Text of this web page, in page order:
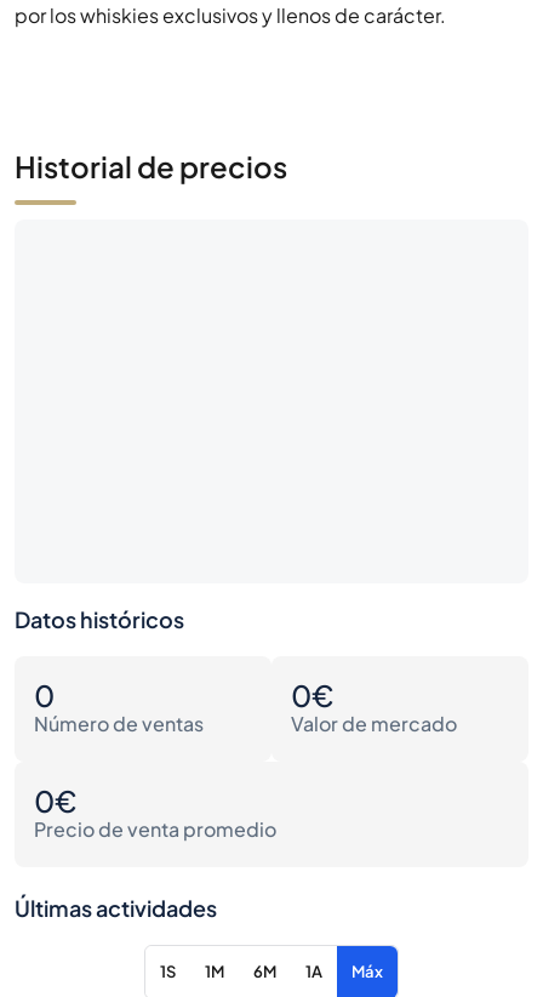
por los whiskies exclusivos y llenos de carácter.
Historial de precios
Datos históricos
0
Número de ventas
0€
Valor de mercado
0€
Precio de venta promedio
Últimas actividades
1S 1M 6M 1A Máx